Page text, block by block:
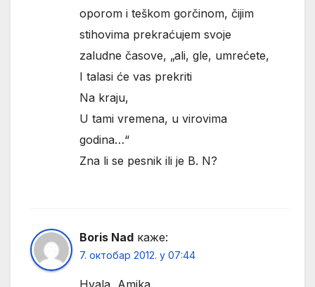
oporom i teškom gorčinom, čijim
stihovima prekraćujem svoje
zaludne časove, „ali, gle, umrećete,
I talasi će vas prekriti
Na kraju,
U tami vremena, u virovima
godina…“
Zna li se pesnik ili je B. N?
Boris Nad каже:
7. октобар 2012. у 07:44